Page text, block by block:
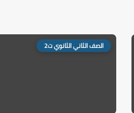
الصف الثاني الثانوي ت2